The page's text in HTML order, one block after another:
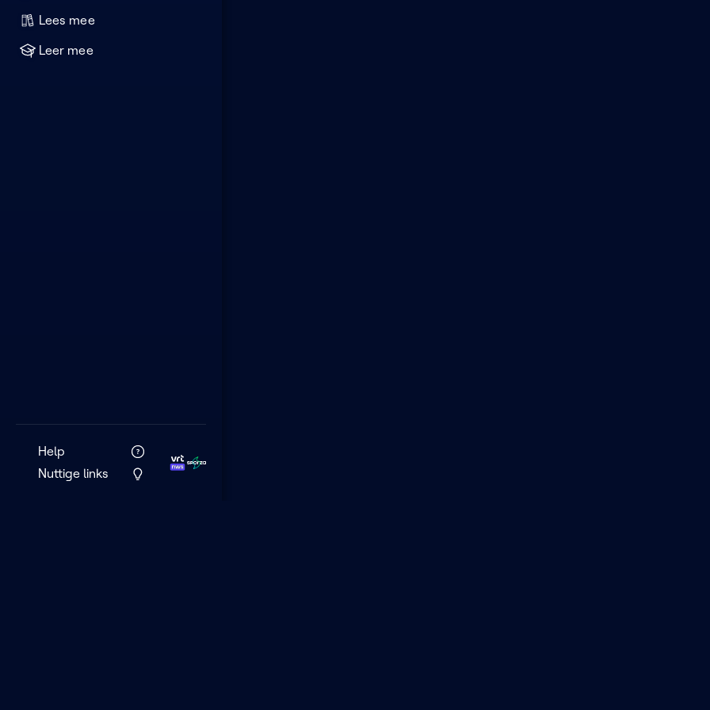
Lees mee
Leer mee
Help
Nuttige links